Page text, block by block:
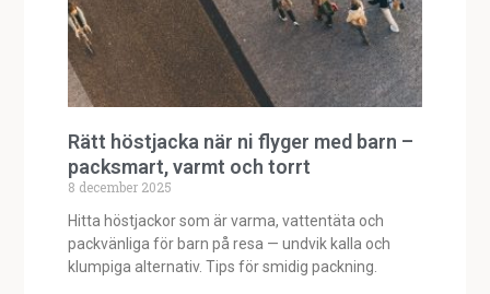
Rätt höstjacka när ni flyger med barn –
packsmart, varmt och torrt
8 december 2025
Hitta höstjackor som är varma, vattentäta och
packvänliga för barn på resa — undvik kalla och
klumpiga alternativ. Tips för smidig packning.